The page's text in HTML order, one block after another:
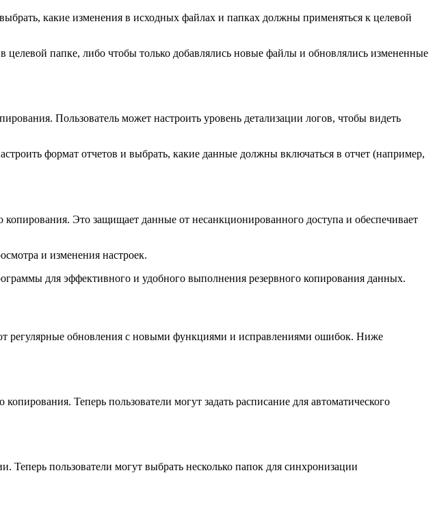
какие изменения в исходных файлах и папках должны применяться к целевой
папке, либо чтобы только добавлялись новые файлы и обновлялись измененные
Пользователь может настроить уровень детализации логов, чтобы видеть
формат отчетов и выбрать, какие данные должны включаться в отчет (например,
Это защищает данные от несанкционированного доступа и обеспечивает
и изменения настроек.
для эффективного и удобного выполнения резервного копирования данных.
регулярные обновления с новыми функциями и исправлениями ошибок. Ниже
Теперь пользователи могут задать расписание для автоматического
пользователи могут выбрать несколько папок для синхронизации